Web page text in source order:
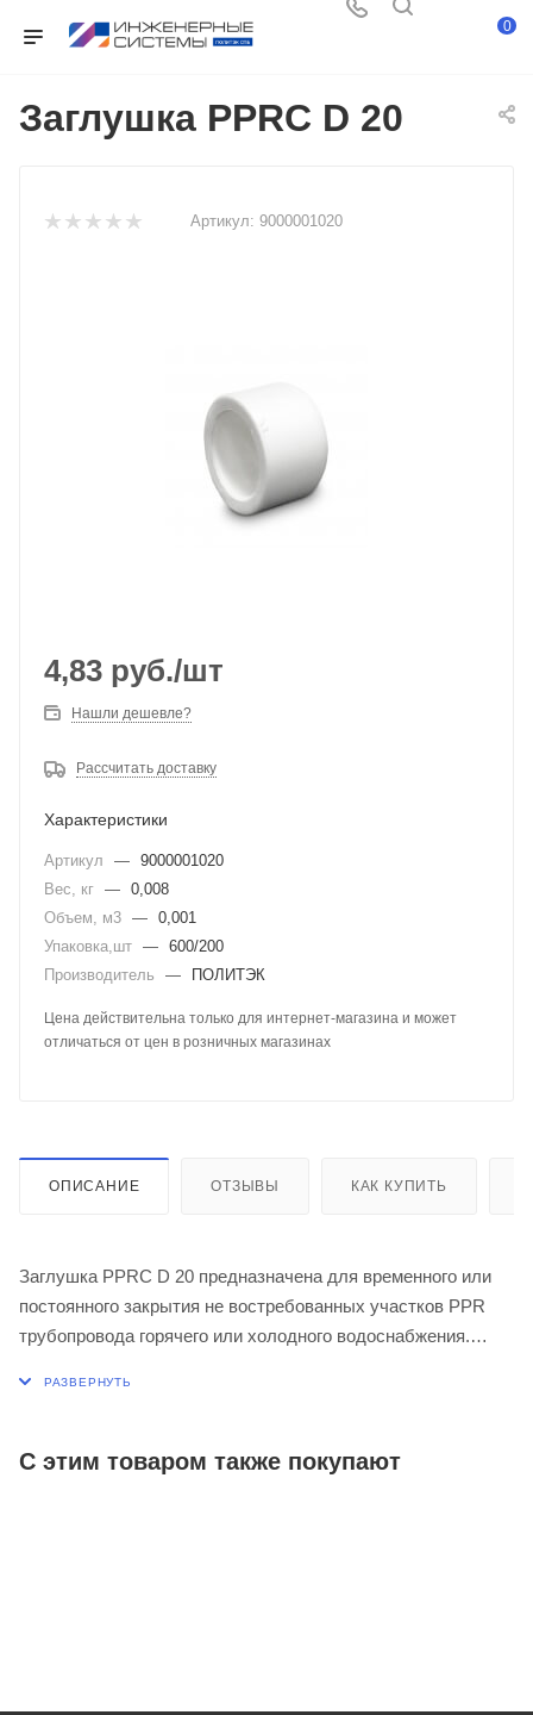
0
Заглушка PPRC D 20
Артикул: 9000001020
4,83 руб./шт
Нашли дешевле?
Рассчитать доставку
Характеристики
Артикул — 9000001020
Вес, кг — 0,008
Объем, м3 — 0,001
Упаковка,шт — 600/200
Производитель
— ПОЛИТЭК
Цена действительна только для интернет-магазина и может
отличаться от цен в розничных магазинах
ОПИСАНИЕ ОТЗЫВЫ КАК КУПИТЬ
Заглушка PPRC D 20 предназначена для временного или
постоянного закрытия не востребованных участков PPR
трубопровода горячего или холодного водоснабжения.
С этим товаром также покупают